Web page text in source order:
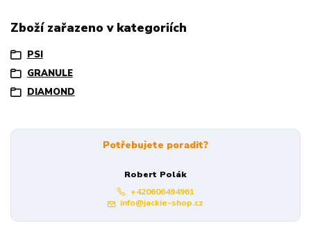
Zboží zařazeno v kategoriích
PSI
GRANULE
DIAMOND
Potřebujete poradit?
Robert Polák
+420606494961
info@jackie-shop.cz